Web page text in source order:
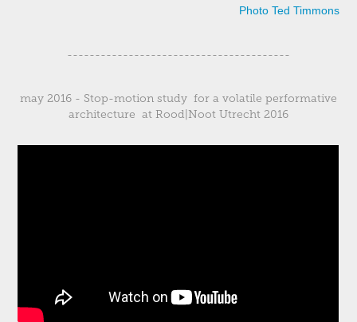
Photo Ted Timmons
----------------------------------------
may 2016 - Stop-motion study for a volatile performative
architecture at Rood|Noot Utrecht 2016